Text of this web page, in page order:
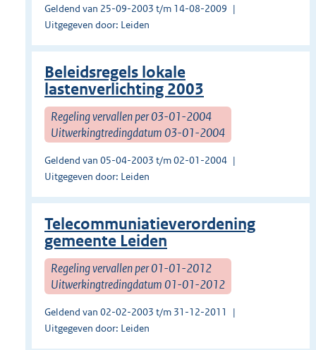
Geldend van 25-09-2003 t/m 14-08-2009
Uitgegeven door: Leiden
Beleidsregels lokale
lastenverlichting 2003
Regeling vervallen per 03-01-2004
Uitwerkingtredingdatum 03-01-2004
Geldend van 05-04-2003 t/m 02-01-2004
Uitgegeven door: Leiden
Telecommuniatieverordening
gemeente Leiden
Regeling vervallen per 01-01-2012
Uitwerkingtredingdatum 01-01-2012
Geldend van 02-02-2003 t/m 31-12-2011
Uitgegeven door: Leiden